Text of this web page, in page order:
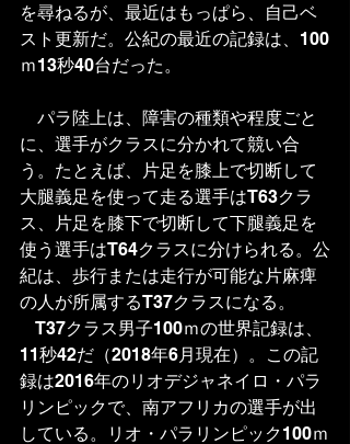
を尋ねるが、最近はもっぱら、自己ベ
スト更新だ。公紀の最近の記録は、100
ｍ13秒40台だった。
パラ陸上は、障害の種類や程度ごと
に、選手がクラスに分かれて競い合
う。たとえば、片足を膝上で切断して
大腿義足を使って走る選手はT63クラ
ス、片足を膝下で切断して下腿義足を
使う選手はT64クラスに分けられる。公
紀は、歩行または走行が可能な片麻痺
の人が所属するT37クラスになる。
T37クラス男子100ｍの世界記録は、
11秒42だ（2018年6月現在）。この記
録は2016年のリオデジャネイロ・パラ
リンピックで、南アフリカの選手が出
している。リオ・パラリンピック100ｍ